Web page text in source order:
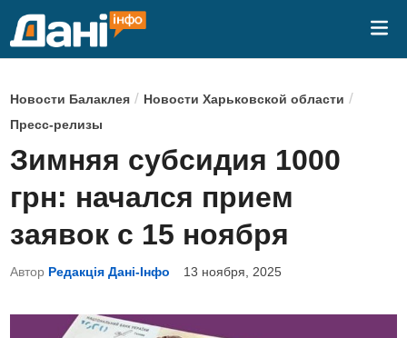
О
п
у
б
л
и
к
о
Новости Балаклея / Новости Харьковской области /
Пресс-релизы
Зимняя субсидия 1000
грн: начался прием
заявок с 15 ноября
Автор Редакція Дані-Інфо 13 ноября, 2025